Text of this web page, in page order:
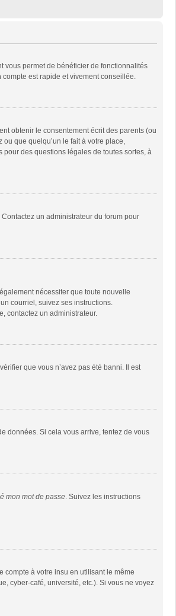
vous permet de bénéficier de fonctionnalités
est rapide et vivement conseillée.
obtenir le consentement écrit des parents (ou
que quelqu’un le fait à votre place,
des questions légales de toutes sortes, à
un administrateur du forum pour
nécessiter que toute nouvelle
courriel, suivez ses instructions.
contactez un administrateur.
que vous n’avez pas été banni. Il est
données. Si cela vous arrive, tentez de vous
mon mot de passe. Suivez les instructions
compte à votre insu en utilisant le même
cyber-café, université, etc.). Si vous ne voyez